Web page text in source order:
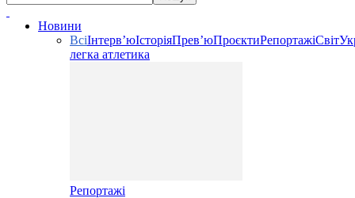
Новини
ВсіІнтерв’юІсторіяПрев’юПроєктиРепортажіСвіт
легка атлетика
Репортажі